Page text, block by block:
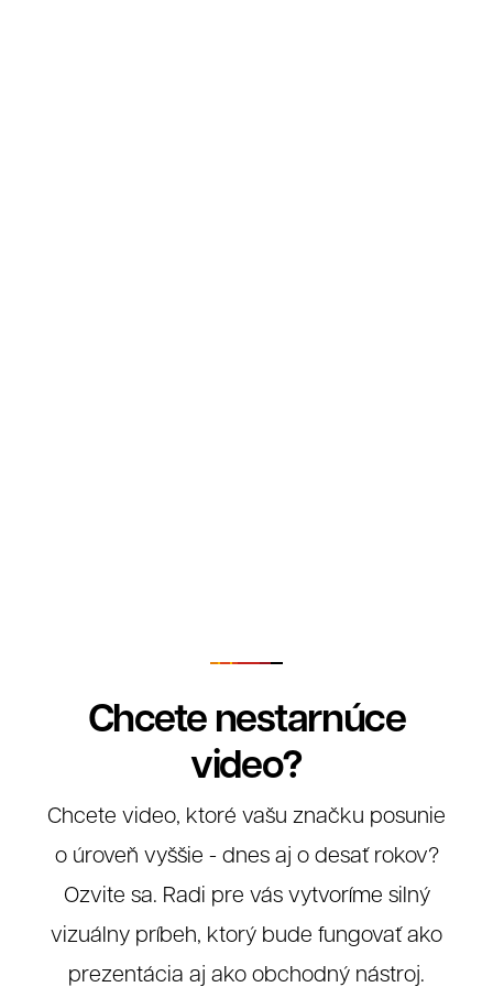
Chcete nestarnúce
video?
Chcete video, ktoré vašu značku posunie
o úroveň vyššie - dnes aj o desať rokov?
Ozvite sa. Radi pre vás vytvoríme silný
vizuálny príbeh, ktorý bude fungovať ako
prezentácia aj ako obchodný nástroj.